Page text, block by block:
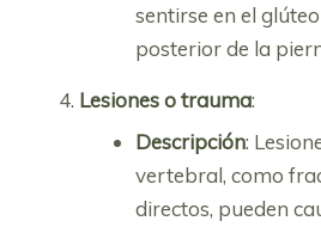
sentirse en el
posterior de la
Lesiones o trauma:
Descripción:
vertebral, como
directos, pueden